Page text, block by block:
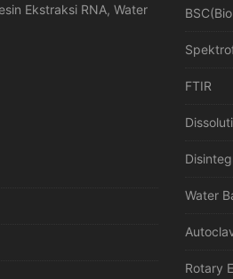
Ekstraksi RNA, Water
FTIR
Water
Rotary